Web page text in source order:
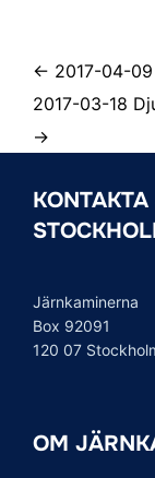
← 2017-04-09
2017-03-18
→
Järnkaminerna
Box 92091
120 07
OM